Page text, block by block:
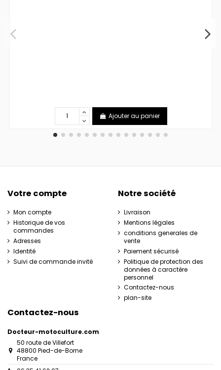
Ajouter au panier
Votre compte
Mon compte
Historique de vos
commandes
Adresses
Identité
Suivi de commande invité
Notre société
Livraison
Mentions légales
conditions generales de
vente
Paiement sécurisé
Politique de protection des
données à caractère
personnel
Contactez-nous
plan-site
Contactez-nous
Docteur-motoculture.com
50 route de Villefort
48800 Pied-de-Borne
France